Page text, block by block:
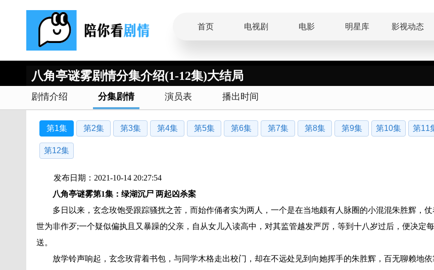
首页 电视剧 电影 明星库 影视动态
八角亭谜雾剧情分集介绍(1-12集)大结局
剧情介绍 分集剧情 演员表 播出时间
第1集 第2集 第3集 第4集 第5集 第6集 第7集 第8集 第9集 第10集 第11
第12集
发布日期：2021-10-14 20:27:54
八角亭谜雾第1集：绿湖沉尸 两起凶杀案
多日以来，玄念玫饱受跟踪骚扰之苦，而始作俑者实为两人，一个是在当地颇有人脉圈的小混混朱胜辉，仗
世为非作歹;一个疑似偏执且又暴躁的父亲，自从女儿入读高中，对其监管越发严厉，等到十八岁过后，便决定
送。
放学铃声响起，玄念玫背着书包，与同学木格走出校门，却在不远处见到向她挥手的朱胜辉，百无聊赖地依